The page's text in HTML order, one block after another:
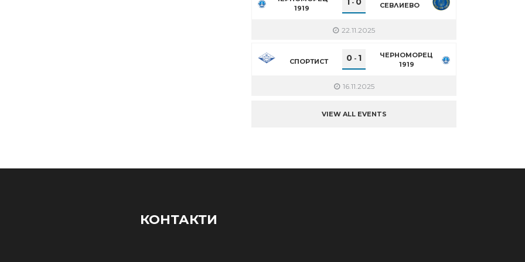
1919
- СЕВЛИЕВО
22.11.2025
СПОРТИСТ 0 - 1
ЧЕРНОМОРЕЦ
1919
16.11.2025
VIEW ALL EVENTS
КОНТАКТИ